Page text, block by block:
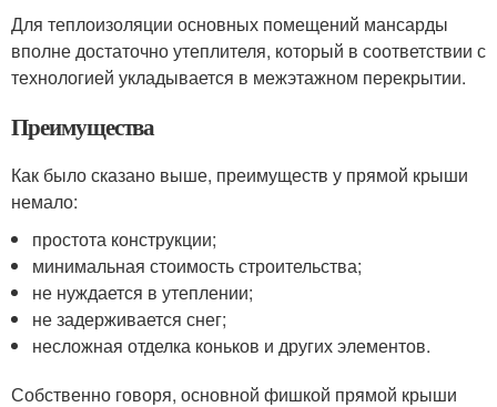
Для теплоизоляции основных помещений мансарды
вполне достаточно утеплителя, который в соответствии с
технологией укладывается в межэтажном перекрытии.
Преимущества
Как было сказано выше, преимуществ у прямой крыши
немало:
простота конструкции;
минимальная стоимость строительства;
не нуждается в утеплении;
не задерживается снег;
несложная отделка коньков и других элементов.
Собственно говоря, основной фишкой прямой крыши